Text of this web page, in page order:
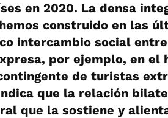
en 2020. La densa
construido en las
intercambio social
por ejemplo, en el
de turistas
que la relación
que la sostiene y